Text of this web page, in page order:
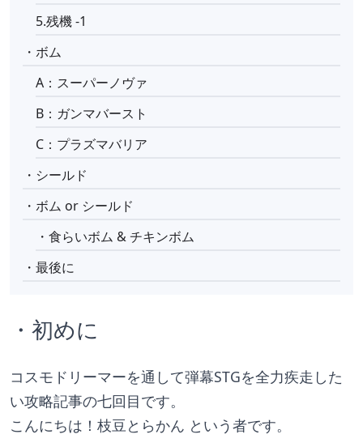
5.残機 -1
・ボム
A：スーパーノヴァ
B：ガンマバースト
C：プラズマバリア
・シールド
・ボム or シールド
・食らいボム & チキンボム
・最後に
・初めに
コスモドリーマーを通して弾幕STGを全力疾走した
い攻略記事の七回目です。
こんにちは！枝豆とらかん という者です。